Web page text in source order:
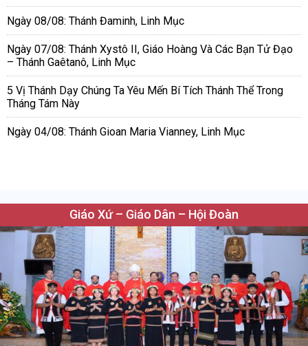
Ngày 08/08: Thánh Đaminh, Linh Mục
Ngày 07/08: Thánh Xystô II, Giáo Hoàng Và Các Bạn Tử Đạo
– Thánh Gaêtanô, Linh Mục
5 Vị Thánh Dạy Chúng Ta Yêu Mến Bí Tích Thánh Thể Trong
Tháng Tám Này
Ngày 04/08: Thánh Gioan Maria Vianney, Linh Mục
Giáo Xứ – Giáo Dân – Hội Đoàn